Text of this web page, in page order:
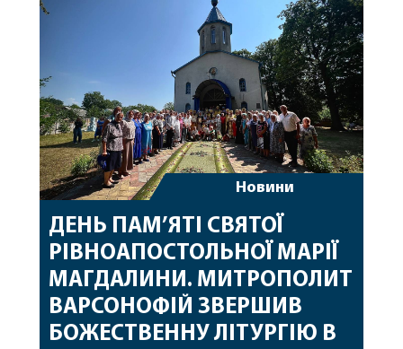
особливі молитви за мир в Україні, за воїнів, які
Новини
ДЕНЬ ПАМ’ЯТІ СВЯТОЇ
РІВНОАПОСТОЛЬНОЇ МАРІЇ
МАГДАЛИНИ. МИТРОПОЛИТ
ВАРСОНОФІЙ ЗВЕРШИВ
БОЖЕСТВЕННУ ЛІТУРГІЮ В